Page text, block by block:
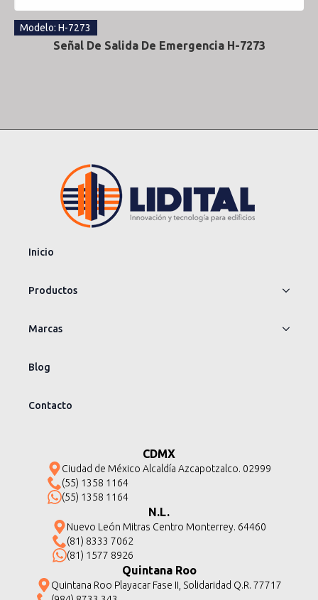
Modelo: H-7273
Señal De Salida De Emergencia H-7273
Inicio
Productos
Marcas
Blog
Contacto
CDMX
Ciudad de México Alcaldía Azcapotzalco. 02999
(55) 1358 1164
(55) 1358 1164
N.L.
Nuevo León Mitras Centro Monterrey. 64460
(81) 8333 7062
(81) 1577 8926
Quintana Roo
Quintana Roo Playacar Fase II, Solidaridad Q.R. 77717